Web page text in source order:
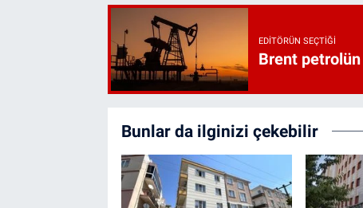
EDITÖRÜN SEÇTIĞI
Brent
Bunlar da ilginizi çekebilir